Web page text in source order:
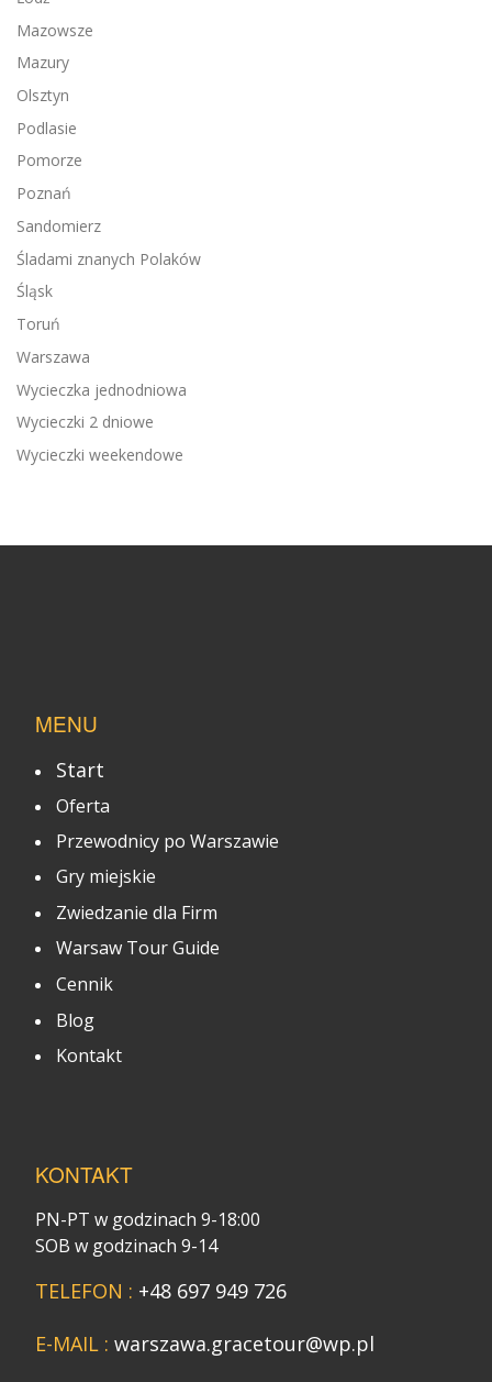
Mazowsze
Mazury
Olsztyn
Podlasie
Pomorze
Poznań
Sandomierz
Śladami znanych Polaków
Śląsk
Toruń
Warszawa
Wycieczka jednodniowa
Wycieczki 2 dniowe
Wycieczki weekendowe
MENU
Start
Oferta
Przewodnicy po Warszawie
Gry miejskie
Zwiedzanie dla Firm
Warsaw Tour Guide
Cennik
Blog
Kontakt
KONTAKT
PN-PT w godzinach 9-18:00
SOB w godzinach 9-14
TELEFON : +48 697 949 726
E-MAIL : warszawa.gracetour@wp.pl